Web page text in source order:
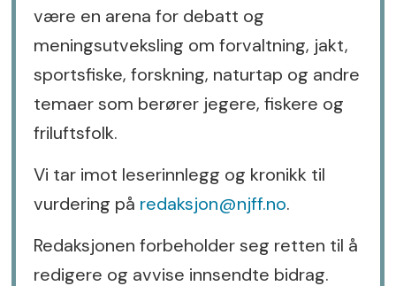
være en arena for debatt og
meningsutveksling om forvaltning, jakt,
sportsfiske, forskning, naturtap og andre
temaer som berører jegere, fiskere og
friluftsfolk.
Vi tar imot leserinnlegg og kronikk til
vurdering på redaksjon@njff.no.
Redaksjonen forbeholder seg retten til å
redigere og avvise innsendte bidrag.